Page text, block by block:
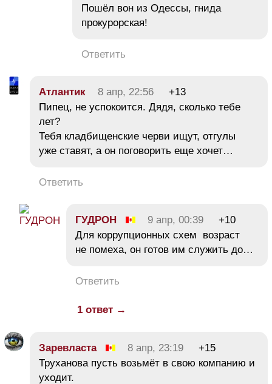
Пошёл вон из Одессы, гнида
прокурорская!
Ответить
Атлантик 8 апр, 22:56
+13
Пипец, не успокоится. Дядя, сколько тебе
лет?
Тебя кладбищенские черви ищут, отгулы
уже ставят, а он поговорить еще хочет…
Ответить
ГУДРОН 9 апр, 00:39
+10
Для коррупционных схем возраст
не помеха, он готов им служить до…
Ответить
1 ответ →
Заревласта 8 апр, 23:19
+15
Труханова пусть возьмёт в свою компанию и
уходит.